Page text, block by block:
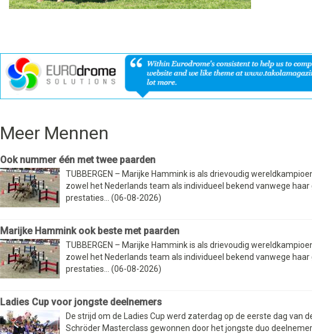
Meer Mennen
Ook nummer één met twee paarden
TUBBERGEN – Marijke Hammink is als drievoudig
zowel het Nederlands team als individueel bekend vanwege haar
prestaties... (06-08-2026)
Marijke Hammink ook beste met paarden
TUBBERGEN – Marijke Hammink is als drievoudig
zowel het Nederlands team als individueel bekend vanwege haar
prestaties... (06-08-2026)
Ladies Cup voor jongste deelnemers
De strijd om de Ladies Cup werd zaterdag op de eerste dag van
Schröder Masterclass gewonnen door het jongste duo